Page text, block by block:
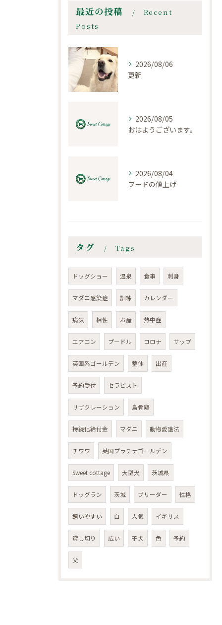
最近の投稿
Recent
Posts
2026/08/06
更新
2026/08/05
おはようございます。
2026/08/04
フードの値上げ
タグ Tags
ドッグショー 温泉 食事 刺身
マダニ感染症 訓練 カレンダー
病気 相性 お産 熱中症
エアコン プードル コロナ サップ
英国系ゴールデン 整体 出産
予約受付 セラピスト
リザクレーション 烏骨鶏
持続化給付金 マダニ 動物愛護法
チワワ 英国プラチナゴールデン
Sweet cottage 大型犬 茨城県
ドッグラン 茨城 ブリーダー 性格
飼いやすい 白 人気 イギリス
貸し切り 広い 子犬 色 予約
父